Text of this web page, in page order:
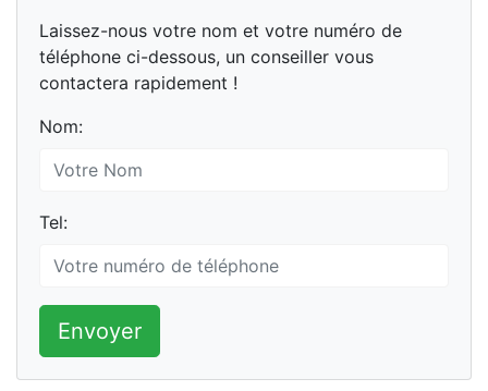
Laissez-nous votre nom et votre numéro de
téléphone ci-dessous, un conseiller vous
contactera rapidement !
Nom:
Tel:
Envoyer